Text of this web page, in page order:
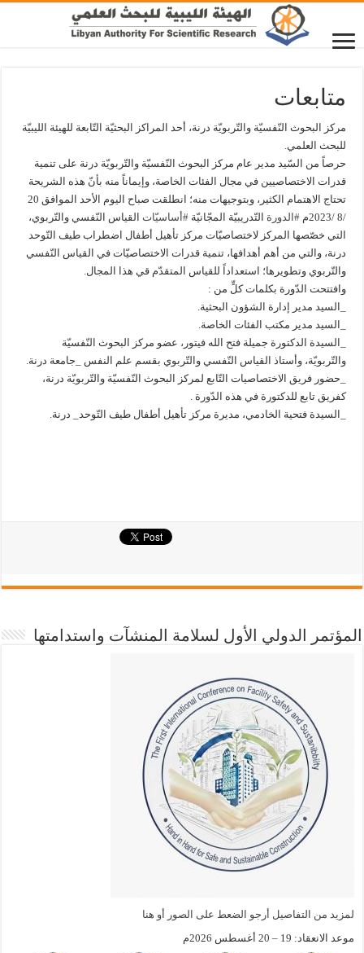
متابعات
مركز البحوث النّفسيّة والتّربويّة درنة، أحد المراكز البحثيّة التّابعة للهيئة الليبيّة
للبحث العلمي.
حرصاً من السّيد مدير عام مركز البحوث النّفسيّة والتّربويّة درنة على تنمية
قدرات الاختصاصيين في مجال الفئات الخاصة، وإيماناً منه بأنّ هذه الشريحة
تحتاج الاهتمام الكثير، وبتوجيهات منه؛ انطلقت صباح اليوم الأحد الموافق 20
/8 /2023م
#الدورة التّدريبيّة المجّانيّة#أساسيّات القياس النّفسي والتّربوي،
التي خصّصها المركز لاختصاصيّات مركز تأهيل أطفال اضطراب طيف التّوحد
درنة، والتي من أهم أهدافها، تنمية قدرات الاختصاصيّات في القياس النّفسي
والتّربوي وتطويرها؛ استعداداً للقياس المتقدّم قي هذا المجال.
وافتتحت الدّورة بكلمات كلٍّ من :
_السيد مدير إدارة الشؤون البحثية.
_السيد مدير مكتب الفئات الخاصة.
_السيدة الدكتورة جميلة فتح الله فيتور، عضو مركز البحوث النّفسيّة
والتّربويّة، وأستاذ القياس النّفسي والتّربوي بقسم علم النفس _جامعة درنة.
_حضور فريق الاختصاصيات التّابع لمركز البحوث النّفسيّة والتّربويّة درنة،
كفريق تابع للدكتورة في هذه الدّورة .
_السيدة فتحية الخادمي، مديرة مركز تأهيل أطفال طيف التّوحد_ درنة.
المؤتمر الدولي الأول لسلامة المنشآت واستدامتها
لمزيد من التفاصيل أرجو الضعط على الصور أو هنا
موعد الانعقاد: 19 – 20 أغسطس 2026م